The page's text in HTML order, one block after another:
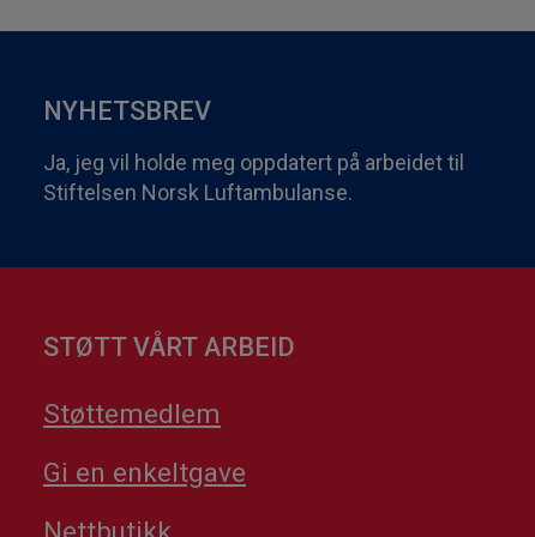
NYHETSBREV
Ja, jeg vil holde meg oppdatert på arbeidet til
Stiftelsen Norsk Luftambulanse.
STØTT VÅRT ARBEID
Støttemedlem
Gi en enkeltgave